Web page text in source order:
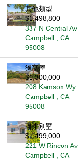
其他類型
$1,498,800
337 N Central Av
Campbell , CA
95008
獨立屋
$1,300,000
208 Kamson Wy
Campbell , CA
95008
聯排別墅
$1,499,000
221 W Rincon Av
Campbell , CA